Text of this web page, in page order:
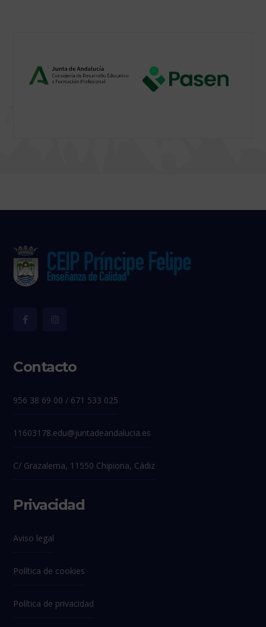
Contacto
956 38 69 00 / 671 533 025
11603178.edu@juntadeandalucia.es
C/ Grazalema, 11550 Chipiona, Cádiz
Privacidad
Aviso legal
Política de cookies
Política de privacidad